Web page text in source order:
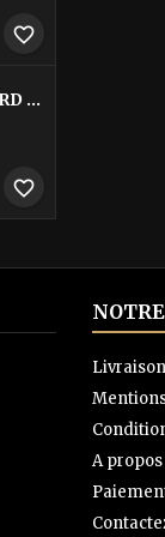
favorite_border
COPAINS D’ABORD LES
favorite_border
Livraison
A propos